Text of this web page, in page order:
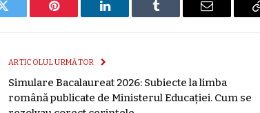
Twitter Pinterest LinkedIn Tumblr
E-
ARTICOLUL URMĂTOR
Simulare Bacalaureat 2026: Subiecte la limba
română publicate de Ministerul Educației. Cum se